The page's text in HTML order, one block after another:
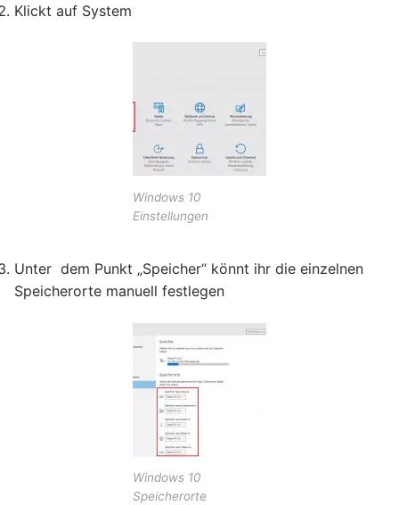
Klickt auf System
Windows 10
Einstellungen
Unter dem Punkt „Speicher“ könnt ihr die einzelnen
Speicherorte manuell festlegen
Windows 10
Speicherorte